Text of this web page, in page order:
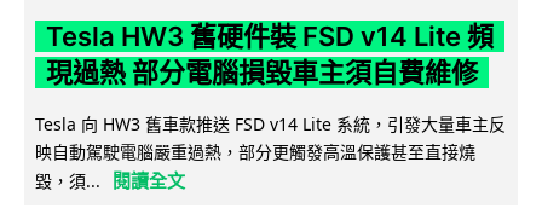
Tesla HW3 舊硬件裝 FSD v14 Lite 頻
現過熱 部分電腦損毀車主須自費維修
Tesla 向 HW3 舊車款推送 FSD v14 Lite 系統，引發大量車主反
映自動駕駛電腦嚴重過熱，部分更觸發高溫保護甚至直接燒
毀，須...
閱讀全文